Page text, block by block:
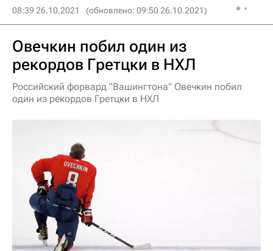
08:39 26.10.2021 (обновлено: 09:50 26.10.2021)
Овечкин побил один из
рекордов Гретцки в НХЛ
Российский форвард "Вашингтона" Овечкин побил
один из рекордов Гретцки в НХЛ